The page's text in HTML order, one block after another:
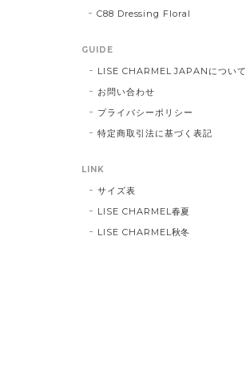
C88 Dressing Floral
GUIDE
LISE CHARMEL JAPANについて
お問い合わせ
プライバシーポリシー
特定商取引法に基づく表記
LINK
サイズ表
LISE CHARMEL春夏
LISE CHARMEL秋冬